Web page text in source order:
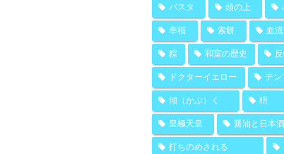
パスタ 頭の上
幸福 索餅 血
粽 和室の歴史
ドクターイエロー テン
傾（かぶ）く 枡
皇極天皇 醤油と日本
打ちのめされる